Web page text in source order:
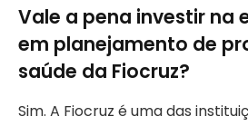
Vale a pena investir na
em planejamento de
saúde da Fiocruz?
Sim. A Fiocruz é uma das